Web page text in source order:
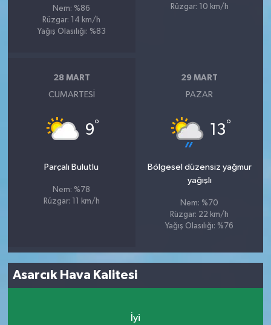
Nem: %86
Rüzgar: 14 km/h
Yağış Olasılığı: %83
Rüzgar: 10 km/h
28 MART
CUMARTESI
9°
Parçalı Bulutlu
Nem: %78
Rüzgar: 11 km/h
29 MART
PAZAR
13°
Bölgesel düzensiz yağmur
yağışlı
Nem: %70
Rüzgar: 22 km/h
Yağış Olasılığı: %76
Asarcık Hava Kalitesi
İyi